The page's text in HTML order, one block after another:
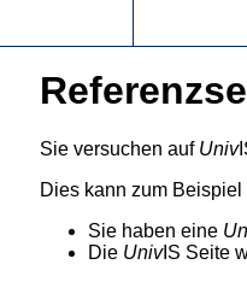
Sie versuchen auf Univ
Dies kann zum
Sie haben eine
Die UnivIS Seite